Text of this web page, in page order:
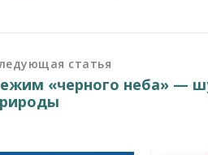
статья
«черного неба» —